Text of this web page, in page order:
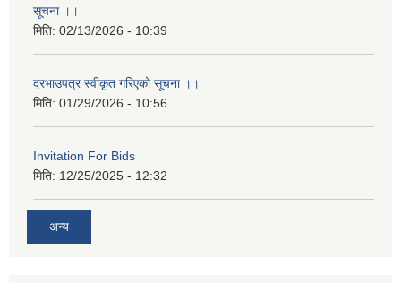
सूचना ।।
मिति: 02/13/2026 - 10:39
दरभाउपत्र स्वीकृत गरिएको सूचना ।।
मिति: 01/29/2026 - 10:56
Invitation For Bids
मिति: 12/25/2025 - 12:32
अन्य